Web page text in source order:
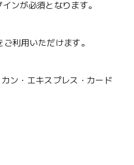
ンが必須となります。
利用いただけます。
・エキスプレス・カード